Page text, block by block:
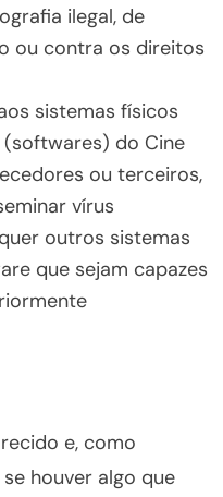
ilegal, de
ou contra os direitos
sistemas físicos
do Cine
ou terceiros,
vírus
outros sistemas
que sejam capazes
e, como
houver algo que